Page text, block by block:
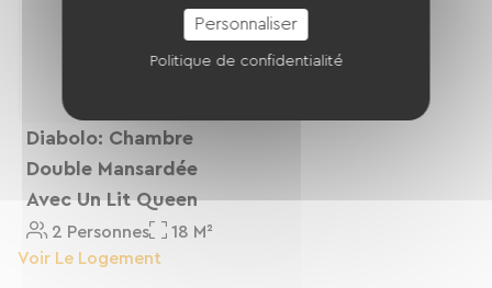
Diabolo: Chambre
Double Mansardée
Avec Un Lit Queen
2 Personnes
18 M²
Voir Le Logement
Personnaliser
Politique de confidentialité